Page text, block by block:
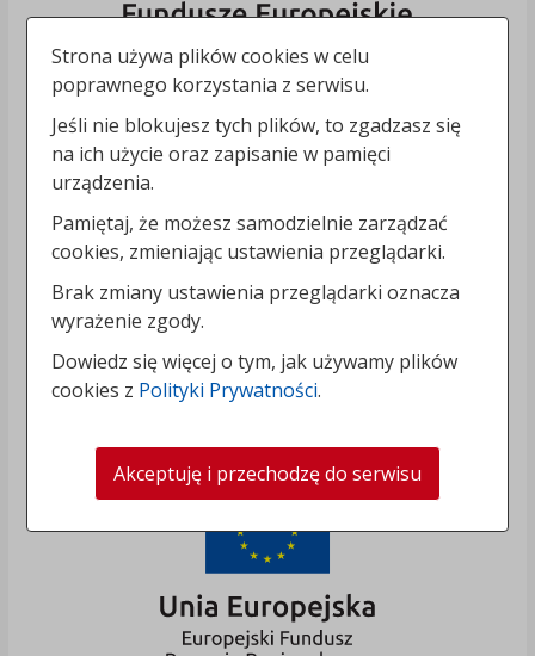
Strona używa plików cookies w celu
poprawnego korzystania z serwisu.
Jeśli nie blokujesz tych plików, to zgadzasz się
na ich użycie oraz zapisanie w pamięci
urządzenia.
Pamiętaj, że możesz samodzielnie zarządzać
cookies, zmieniając ustawienia przeglądarki.
Brak zmiany ustawienia przeglądarki oznacza
wyrażenie zgody.
Dowiedz się więcej o tym, jak używamy plików
cookies z Polityki Prywatności.
Akceptuję i przechodzę do serwisu